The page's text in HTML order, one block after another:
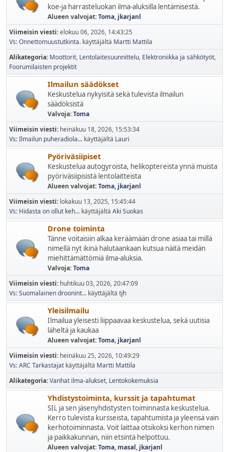
koe-ja harrasteluokan ilma-aluksilla lentämisestä.
Alueen valvojat:Toma, jkarjanl
Viimeisin viesti:elokuu 06, 2026, 14:43:25
Vs: Onnettomuustutkinta. käyttäjältä Martti Mattila
Alikategoria Moottorit Lentolaitesuunnittelu Elektroniikka ja sähkötyöt
Foorumilaisten projektit
Ilmailun säädökset
Keskustelua nykyisitä sekä tulevista ilmailun
säädöksistä
Valvoja:Toma
Viimeisin viesti: heinäkuu 18, 2026, 15:53:34
Vs: Ilmailun puheradiola... käyttäjältä Lauri
Pyöriväsiipiset
Keskustelua autogyroista, helikoptereista ynnä muista
pyöriväsiipisistä lentolaitteista
Alueen valvojat:Toma, jkarjanl
Viimeisin viesti: lokakuu 13, 2025, 15:45:44
Vs: Hidasta on ollut keh... käyttäjältä Aki Suokas
Drone toiminta
Tänne voitaisiin alkaa keräämään drone asiaa tai millä
nimellä nyt ikinä halutaankaan kutsua näitä meidän
miehittämättömiä ilma-aluksia.
Valvoja:Toma
Viimeisin viesti: huhtikuu 03, 2026, 20:47:09
Vs: Suomalainen droonint... käyttäjältä tjh
Yleisilmailu
Ilmailua yleisesti liippaavaa keskustelua, sekä uutisia
läheltä ja kaukaa
Alueen valvojat:Toma, jkarjanl
Viimeisin viesti: heinäkuu 25, 2026, 10:49:29
Vs: ARC Tarkastajat käyttäjältä Martti Mattila
Alikategoria Vanhat ilma-alukset Lentokokemuksia
Yhdistystoiminta, kurssit ja tapahtumat
SIL ja sen jäsenyhdistysten toiminnasta keskustelua.
Kerro tulevista kursseista, tapahtumista ja yleensä vain
kerhotoiminnasta. Voit laittaa otsikoksi kerhon nimen
ja paikkakunnan, niin etsintä helpottuu.
Alueen valvojat:Toma, masal, jkarjanl